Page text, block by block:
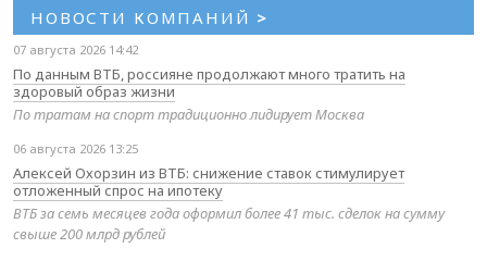
НОВОСТИ КОМПАНИЙ >
07 августа 2026 14:42
По данным ВТБ, россияне продолжают много тратить на
здоровый образ жизни
По тратам на спорт традиционно лидирует Москва
06 августа 2026 13:25
Алексей Охорзин из ВТБ: снижение ставок стимулирует
отложенный спрос на ипотеку
ВТБ за семь месяцев года оформил более 41 тыс. сделок на сумму
свыше 200 млрд рублей